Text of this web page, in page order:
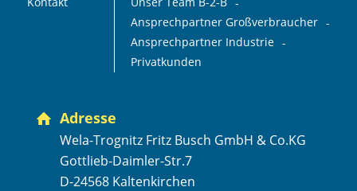
Ansprechpartner Großverbraucher
Ansprechpartner Industrie
Privatkunden
Adresse
Wela-Trognitz Fritz Busch GmbH & Co.KG
Gottlieb-Daimler-Str.7
D-24568 Kaltenkirchen